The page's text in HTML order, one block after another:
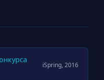
iSpring, 2016